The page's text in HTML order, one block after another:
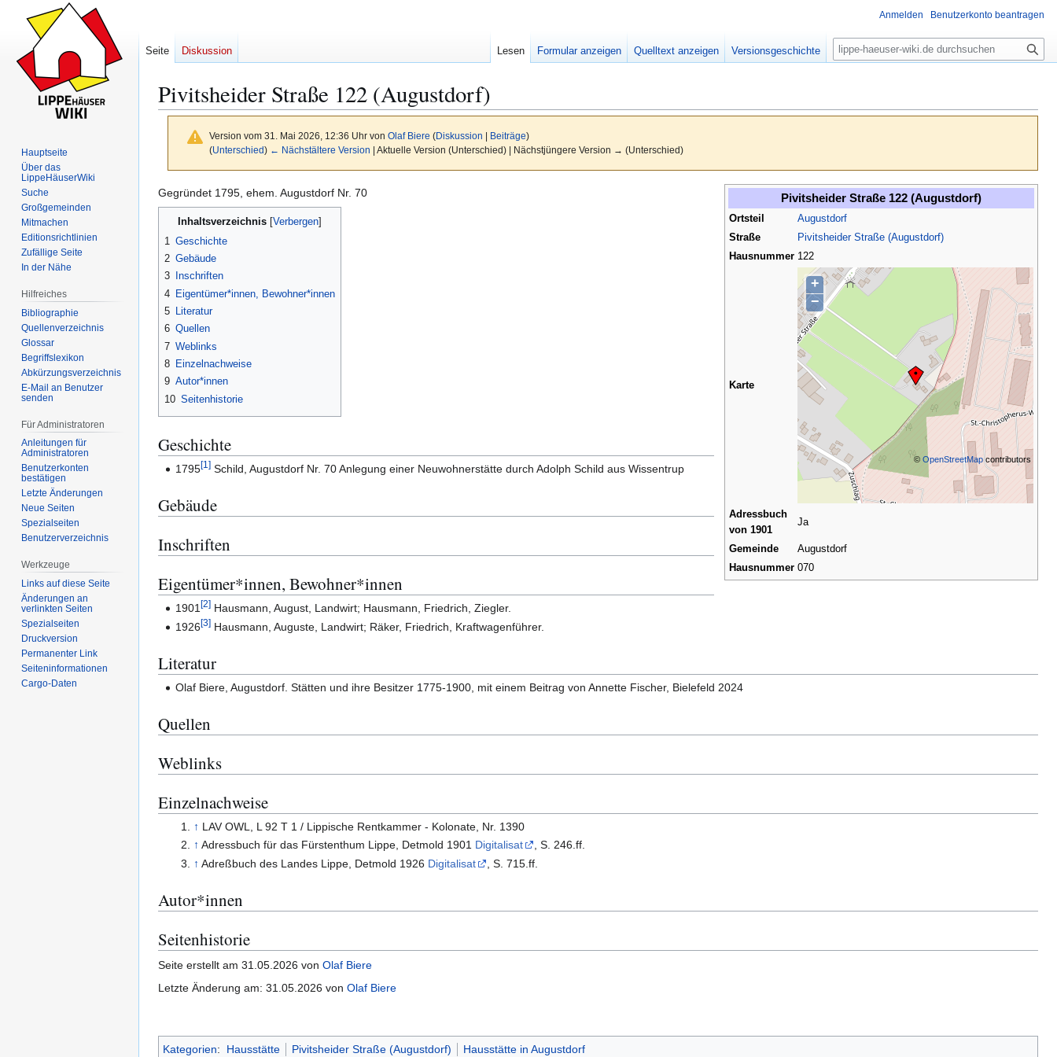
Pivitsheider Straße 122 (Augustdorf)
Version vom 31. Mai 2026, 12:36 Uhr von Olaf Biere (Diskussion Beiträge)
(Unterschied) ← Nächstältere Version | Aktuelle Version (Unterschied) | Nächstjüngere Version → (Unterschied)
Zur
Navigation
springen
Zur
Suche
springen
Pivitsheider Straße 122 (Augustdorf)
Ortsteil
Augustdorf
Straße
Pivitsheider Straße (Augustdorf)
Hausnummer 122
Karte
+
−
© OpenStreetMapcontributors
Adressbuch
von 1901
Ja
Gemeinde
Augustdorf
Hausnummer 070
Gegründet 1795, ehem. Augustdorf Nr. 70
Inhaltsverzeichnis
1 Geschichte
2 Gebäude
3
Inschriften
4 Eigentümer*innen, Bewohner*innen
5
Literatur
6 Quellen
7 Weblinks
8 Einzelnachweise
9 Autor*innen
10 Seitenhistorie
Geschichte
1795[1] Schild, Augustdorf Nr. 70 Anlegung einer Neuwohnerstätte durch Adolph Schild aus Wissentrup
Gebäude
Inschriften
Eigentümer*innen, Bewohner*innen
1901[2] Hausmann, August, Landwirt; Hausmann, Friedrich, Ziegler.
1926[3] Hausmann, Auguste, Landwirt; Räker, Friedrich, Kraftwagenführer.
Literatur
Olaf Biere, Augustdorf. Stätten und ihre Besitzer 1775-1900, mit einem Beitrag von Annette Fischer, Bielefeld 2024
Quellen
Weblinks
Einzelnachweise
↑ LAV OWL, L 92 T 1 / Lippische Rentkammer - Kolonate, Nr. 1390
↑ Adressbuch für das Fürstenthum Lippe, Detmold 1901 Digitalisat
, S. 246.ff.
↑ Adreßbuch des Landes Lippe, Detmold 1926 Digitalisat , S. 715.ff.
Autor*innen
Seitenhistorie
Seite erstellt am 31.05.2026 von Olaf Biere
Letzte Änderung am: 31.05.2026 von Olaf Biere
Kategorien: Hausstätte Pivitsheider Straße (Augustdorf) Hausstätte in Augustdorf
Anmelden Benutzerkonto beantragen
Seite Diskussion Lesen Formular anzeigen Quelltext anzeigen Versionsgeschichte
S
u
e
Hauptseite
Über das
LippeHäuserWiki
Suche
Großgemeinden
Mitmachen
Editionsrichtlinien
Zufällige Seite
In der Nähe
Hilfreiches
Bibliographie
Quellenverzeichnis
Glossar
Begriffslexikon
Abkürzungsverzeichnis
E-Mail an Benutzer
senden
Für Administratoren
Anleitungen für
Administratoren
Benutzerkonten
bestätigen
Letzte Änderungen
Neue Seiten
Spezialseiten
Benutzerverzeichnis
Werkzeuge
Links auf diese Seite
Änderungen an
verlinkten Seiten
Spezialseiten
Druckversion
Permanenter Link
Seiten­­informationen
Cargo-Daten